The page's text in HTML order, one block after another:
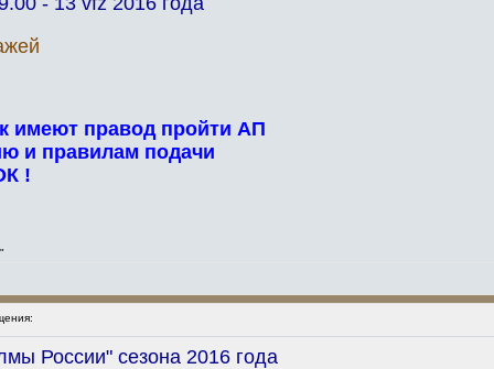
имеют правод пройти АП
и правилам подачи
!
России" сезона 2016 года